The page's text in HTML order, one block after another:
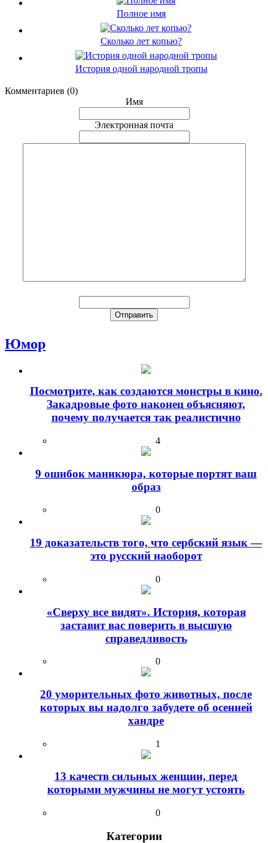
Полное имя
Сколько лет копью?
История одной народной тропы
Комментариев (0)
Имя
Электронная почта
Юмор
Посмотрите, как создаются монстры в кино.
Закадровые фото наконец объясняют,
почему получается так реалистично
4
9 ошибок маникюра, которые портят ваш
образ
0
19 доказательств того, что сербский язык —
это русский наоборот
0
«Сверху все видят». История, которая
заставит вас поверить в высшую
справедливость
0
20 уморительных фото животных, после
которых вы надолго забудете об осенней
хандре
1
13 качеств сильных женщин, перед
которыми мужчины не могут устоять
0
Категории